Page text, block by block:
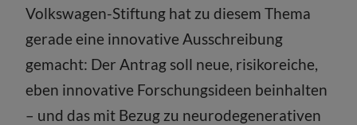
Volkswagen-Stiftung hat zu diesem Thema
gerade eine innovative Ausschreibung
gemacht: Der Antrag soll neue, risikoreiche,
eben innovative Forschungsideen beinhalten
– und das mit Bezug zu neurodegenerativen